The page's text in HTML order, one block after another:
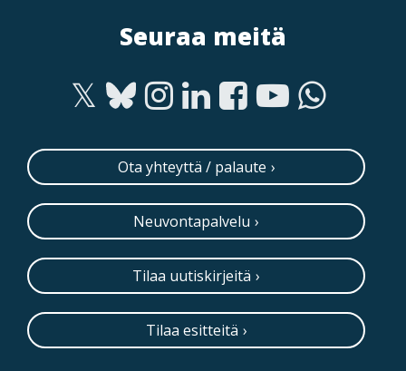
Seuraa meitä
Ota yhteyttä / palaute
Neuvontapalvelu
Tilaa uutiskirjeitä
Tilaa esitteitä